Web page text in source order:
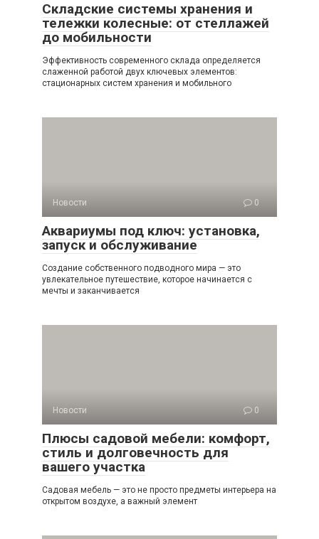
Складские системы хранения и
тележки колесные: от стеллажей
до мобильности
Эффективность современного склада определяется
слаженной работой двух ключевых элементов:
стационарных систем хранения и мобильного
Новости 0
Аквариумы под ключ: установка,
запуск и обслуживание
Создание собственного подводного мира — это
увлекательное путешествие, которое начинается с
мечты и заканчивается
Новости 0
Плюсы садовой мебели: комфорт,
стиль и долговечность для
вашего участка
Садовая мебель — это не просто предметы интерьера на
открытом воздухе, а важный элемент